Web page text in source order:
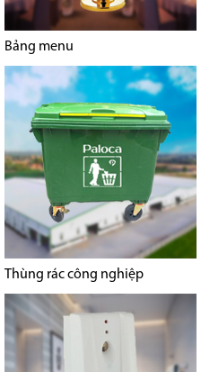
Bảng menu
Thùng rác công nghiệp